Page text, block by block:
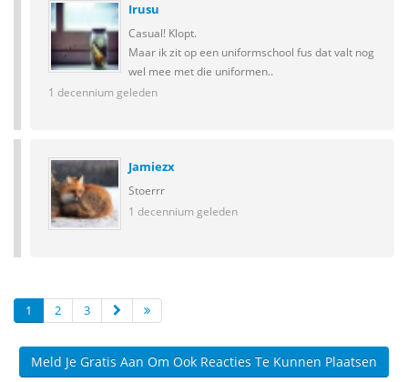
Irusu
Casual! Klopt.
Maar ik zit op een uniformschool fus dat valt nog
wel mee met die uniformen..
1 decennium geleden
Jamiezx
Stoerrr
1 decennium geleden
1 2 3
Meld Je Gratis Aan Om Ook Reacties Te Kunnen Plaatsen